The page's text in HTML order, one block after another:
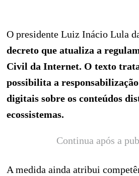
O presidente Luiz Inácio Lula
decreto que atualiza a
Civil da Internet. O texto trata
possibilita a
digitais sobre os conteúdos
ecossistemas.
Continua após a
A medida ainda atribui